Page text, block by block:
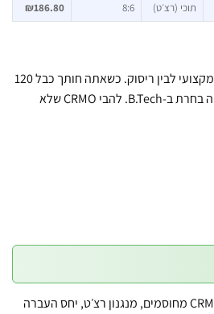
תוכי (רצ׳ט) 8:6
₪186.80
ONE CUT הוא לא "עוד חותך כבלים" – זה הכלי שמבדיל בין חיתוך מקצועי לבין ריסוק. כשאתה חותך כבל 120
מ"מ ומקבל קצה נקי ומדויק שנכנס ישר לנעל הכבל – אתה מבין למה בחרת ב-B.Tech. להבי CRMO שלא
חותך כבל חשמל תוכי ONE CUT – חיתוך נקי בלחיצה אחת. להבי CRMO מחוסמים, מנגנון רצ׳ט, יחס העברה